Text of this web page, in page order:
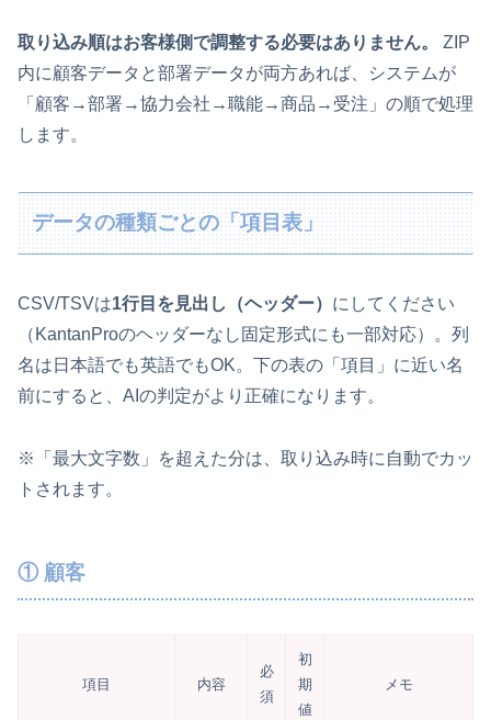
取り込み順はお客様側で調整する必要はありません。
ZIP
内に顧客データと部署データが両方あれば、システムが
「顧客→部署→協力会社→職能→商品→受注」の順で処理
します。
データの種類ごとの「項目表」
CSV/TSVは1行目を見出し（ヘッダー） にしてください
（KantanProのヘッダーなし固定形式にも一部対応）。列
名は日本語でも英語でもOK。下の表の「項目」に近い名
前にすると、AIの判定がより正確になります。
※「最大文字数」を超えた分は、取り込み時に自動でカッ
トされます。
① 顧客
項目 内容
必
須
初
期
値
メモ